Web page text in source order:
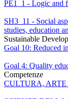
PE1_1 - Logic and
SH3_11 - Social
studies, education
Sustainable
Goal 10: Reduced
Goal 4: Quality
Competenze
CULTURA, ARTE